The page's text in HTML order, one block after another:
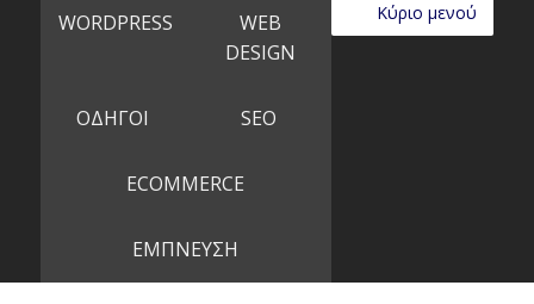
Κύριο μενού
WORDPRESS
WEB
DESIGN
ΟΔΗΓΟΙ SEO
ECOMMERCE
ΕΜΠΝΕΥΣΗ